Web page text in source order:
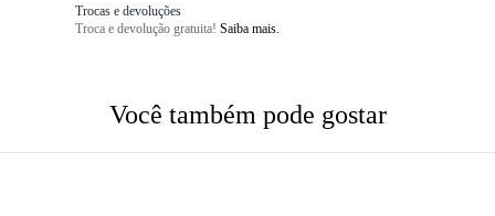
Trocas e devoluções
Troca e devolução gratuita! Saiba mais.
Você também pode gostar